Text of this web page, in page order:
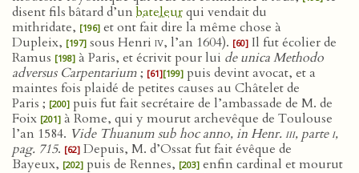
disent fils bâtard d’unbateleurqui vendait du
mithridate, [196] et ont fait dire la même chose à
Dupleix, [197] sous Henri iv, l’an 1604). [60] Il fut écolier de
Ramus [198] à Paris, et écrivit pour lui de unica Methodo
adversus Carpentarium; [61][199] puis devint avocat, et a
maintes fois plaidé de petites causes au Châtelet de
Paris ; [200] puis fut fait secrétaire de l’ambassade de M. de
Foix [201] à Rome, qui y mourut archevêque de Toulouse
l’an 1584. Vide Thuanum sub hoc anno, in Henr. iii, partei,
pag. 715. [62] Depuis, M. d’Ossat fut fait évêque de
Bayeux, [202] puis de Rennes, [203] enfin cardinal et mourut